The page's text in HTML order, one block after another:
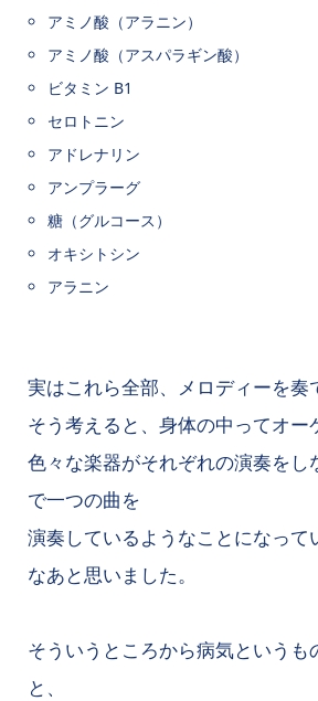
アミノ酸（アラニン）
アミノ酸（アスパラギン酸）
ビタミン B1
セロトニン
アドレナリン
アンプラーグ
糖（グルコース）
オキシトシン
アラニン
実はこれら全部、メロディーを奏
そう考えると、身体の中ってオー
色々な楽器がそれぞれの演奏をし
で一つの曲を
演奏しているようなことになって
なあと思いました。
そういうところから病気というも
と、